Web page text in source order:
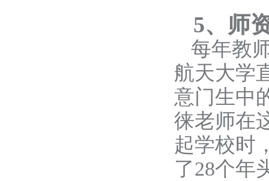
5、师
每年教
航天大学
意门生中
徕老师在
起学校时
了28个年